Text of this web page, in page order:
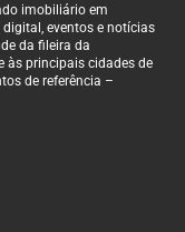
imobiliário em
eventos e notícias
da fileira da
às principais cidades de
de referência –